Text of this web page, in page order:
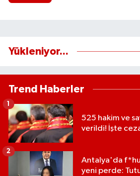
Yükleniyor...
Trend Haberler
525 hakim ve
verildi! İşte ceza
1
Antalya'da
yeni perde:
2